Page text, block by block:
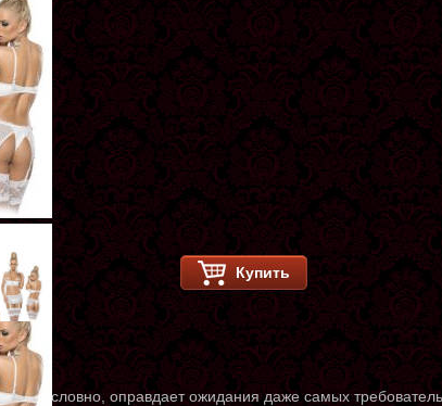
Купить
безусловно, оправдает ожидания даже самых